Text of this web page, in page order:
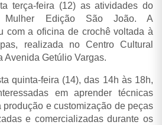
terça-feira (12) as atividades do
Mulher Edição São João. A
com a oficina de crochê voltada à
realizada no Centro Cultural
Avenida Getúlio Vargas.
quinta-feira (14), das 14h às 18h,
em aprender técnicas
e customização de peças
e comercializadas durante os